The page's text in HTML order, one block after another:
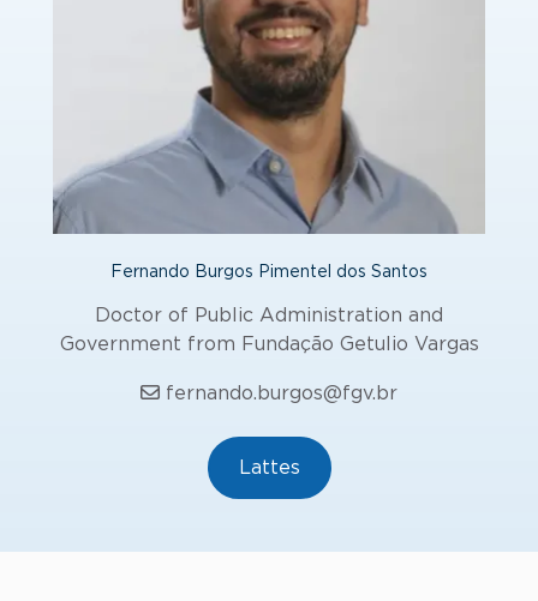
Fernando Burgos Pimentel dos Santos
Doctor of Public Administration and
Government from Fundação Getulio Vargas
fernando.burgos@fgv.br
Lattes